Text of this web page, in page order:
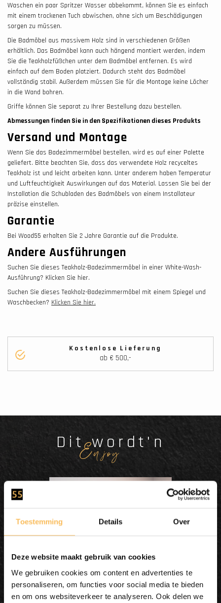
Toestemming Details Over
Deze website maakt gebruik van cookies
We gebruiken cookies om content en advertenties te
personaliseren, om functies voor social media te bieden
en om ons websiteverkeer te analyseren. Ook delen we
Waschen ein paar Spritzer Wasser abbekommt, können Sie es einfach
mit einem trockenen Tuch abwischen, ohne sich um Beschädigungen
sorgen zu müssen.
Die Badmöbel aus massivem Holz sind in verschiedenen Größen
erhältlich. Das Badmöbel kann auch hängend montiert werden, indem
Sie die Teakholzfüßchen unter dem Badmöbel entfernen. Es wird
einfach auf dem Boden platziert. Dadurch steht das Badmöbel
vollständig stabil. Außerdem müssen Sie für die Montage keine Löcher
in die Wand bohren.
Griffe können Sie separat zu Ihrer Bestellung dazu bestellen.
Abmessungen finden Sie in den Spezifikationen dieses Produkts
Versand und Montage
Wenn Sie das Badezimmermöbel bestellen, wird es auf einer Palette
geliefert. Bitte beachten Sie, dass das verwendete Holz recyceltes
Teakholz ist und leicht arbeiten kann. Unter anderem haben Temperatur
und Luftfeuchtigkeit Auswirkungen auf das Material. Lassen Sie bei der
Installation die Schubladen des Badmöbels von einem Installateur
präzise einstellen.
Garantie
Bei Wood55 erhalten Sie 2 Jahre Garantie auf die Produkte.
Andere Ausführungen
Suchen Sie dieses Teakholz-Badezimmermöbel in einer White-Wash-
Ausführung? Klicken Sie hier.
Suchen Sie dieses Teakholz-Badezimmermöbel mit einem Spiegel und
Waschbecken? Klicken Sie hier.
Kostenlose Lieferung
ab € 500,-
Dit wordt'n
Enjoy